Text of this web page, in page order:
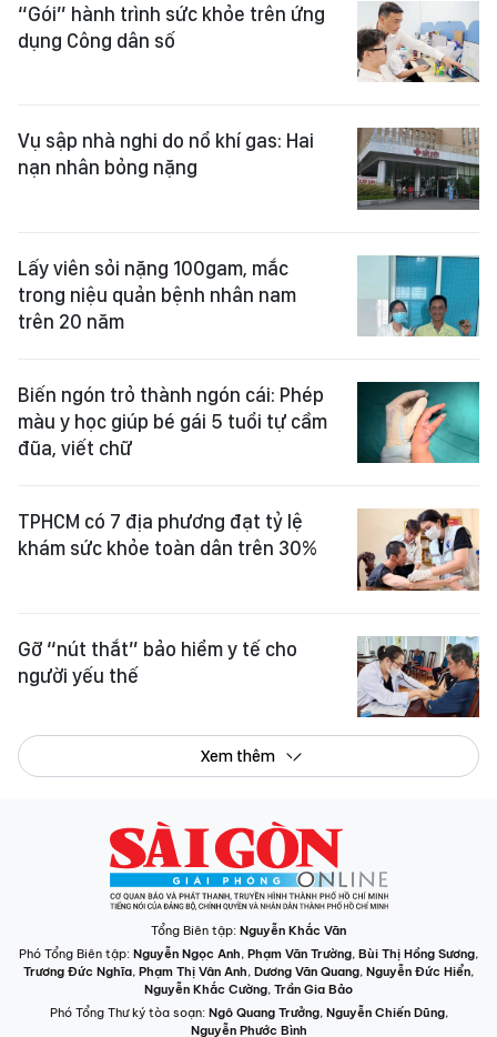
“Gói” hành trình sức khỏe trên ứng
dụng Công dân số
Vụ sập nhà nghi do nổ khí gas: Hai
nạn nhân bỏng nặng
Lấy viên sỏi nặng 100gam, mắc
trong niệu quản bệnh nhân nam
trên 20 năm
Biến ngón trỏ thành ngón cái: Phép
màu y học giúp bé gái 5 tuổi tự cầm
đũa, viết chữ
TPHCM có 7 địa phương đạt tỷ lệ
khám sức khỏe toàn dân trên 30%
Gỡ “nút thắt” bảo hiểm y tế cho
người yếu thế
Xem thêm
Tổng Biên tập: Nguyễn Khắc Văn
Phó Tổng Biên tập: Nguyễn Ngọc Anh, Phạm Văn Trường, Bùi Thị Hồng Sương,
Trương Đức Nghĩa, Phạm Thị Vân Anh, Dương Văn Quang, Nguyễn Đức Hiển,
Nguyễn Khắc Cường, Trần Gia Bảo
Phó Tổng Thư ký tòa soạn: Ngô Quang Trưởng, Nguyễn Chiến Dũng,
Nguyễn Phước Bình